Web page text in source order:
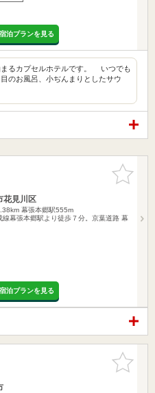
泊プランを見る
るカプセルホテルです。 いつでも
のお風呂、小ぢんまりとしたサウ
お気に入
りに追加
花見川区
幕張本郷駅555m
線幕張本郷駅より徒歩７分。京葉道路 幕
泊プランを見る
お気に入
りに追加